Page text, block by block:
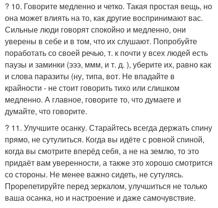
? 10. Говорите медленно и четко. Такая простая вещь, но
она может влиять на то, как другие воспринимают вас.
Сильные люди говорят спокойно и медленно, они
уверены в себе и в том, что их слушают. Попробуйте
поработать со своей речью, т. к почти у всех людей есть
паузы и заминки (эээ, ммм, и т. д. ), уберите их, равно как
и слова паразиты (ну, типа, вот. Не впадайте в
крайности - не стоит говорить тихо или слишком
медленно. А главное, говорите то, что думаете и
думайте, что говорите.
? 11. Улучшите осанку. Старайтесь всегда держать спину
прямо, не сутулиться. Когда вы идёте с ровной спиной,
когда вы смотрите вперёд себя, а не на землю, то это
придаёт вам уверенности, а также это хорошо смотрится
со стороны. Не менее важно сидеть, не сутулясь.
Прорепетируйте перед зеркалом, улучшиться не только
ваша осанка, но и настроение и даже самочувствие.